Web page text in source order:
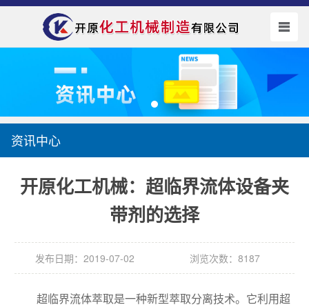
资讯中心
开原化工机械：超临界流体设备夹
带剂的选择
发布日期：2019-07-02 浏览次数：8187
超临界流体萃取是一种新型萃取分离技术。它利用超